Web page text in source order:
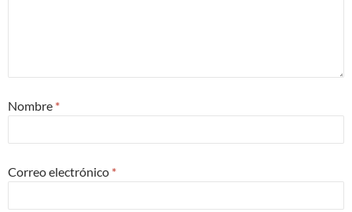
Nombre *
Correo electrónico *